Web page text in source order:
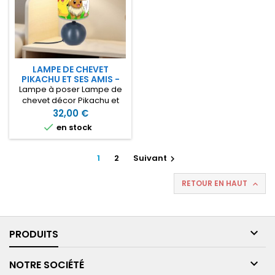
LAMPE DE CHEVET
PIKACHU ET SES AMIS -
ARC EN CIEL
Lampe à poser Lampe de
chevet décor Pikachu et
ses amis à personnaliser
avec le prénom de votre
enfant. Lampe de chevet
grès idéale pour décorer la
32,00 €
 en stock
1 2 Suivant 
RETOUR EN HAUT 
PRODUITS 
NOTRE SOCIÉTÉ 